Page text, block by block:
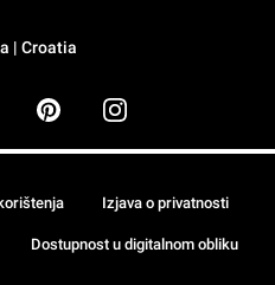
| Croatia
Izjava o privatnosti
Dostupnost u digitalnom obliku